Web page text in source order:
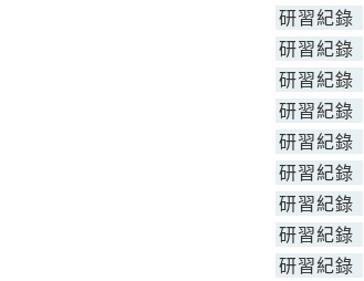
研習紀錄
研習紀錄
研習紀錄
研習紀錄
研習紀錄
研習紀錄
研習紀錄
研習紀錄
研習紀錄